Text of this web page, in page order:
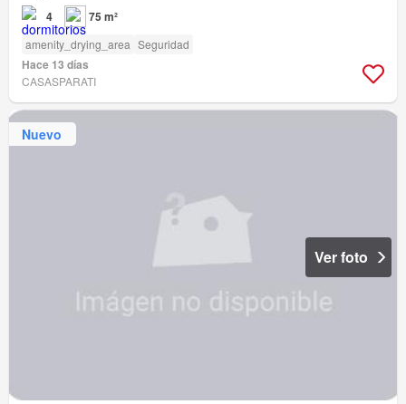
4 75 m²
amenity_drying_area Seguridad
Hace 13 días
CASASPARATI
Nuevo
Ver foto